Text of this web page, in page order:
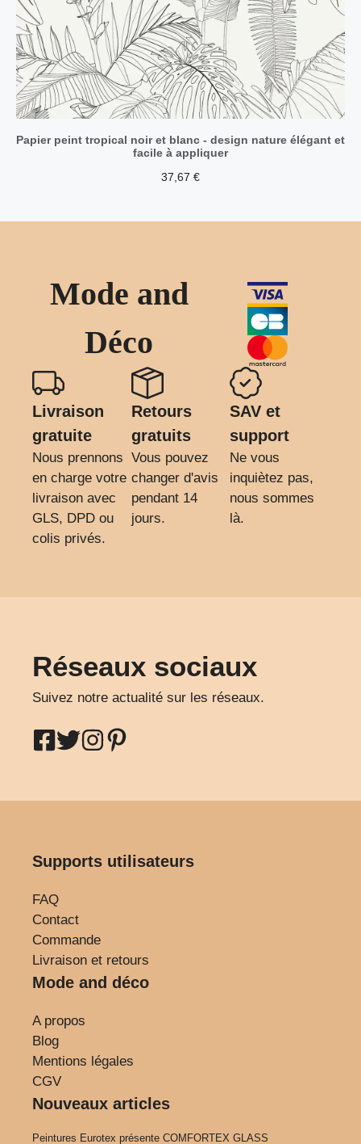
Papier peint tropical noir et blanc - design nature élégant et
facile à appliquer
37,67 €
Mode and
Déco
Livraison
gratuite
Nous prennons
en charge votre
livraison avec
GLS, DPD ou
colis privés.
Retours
gratuits
Vous pouvez
changer d'avis
pendant 14
jours.
SAV et
support
Ne vous
inquiètez pas,
nous sommes
là.
Réseaux sociaux
Suivez notre actualité sur les réseaux.
Supports utilisateurs
FAQ
Contact
Commande
Livraison et retours
Mode and déco
A propos
Blog
Mentions légales
CGV
Nouveaux articles
Peintures Eurotex présente COMFORTEX GLASS